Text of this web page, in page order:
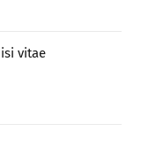
vitae